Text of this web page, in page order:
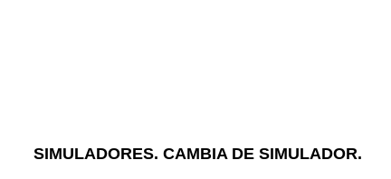
SIMULADORES. CAMBIA DE SIMULADOR.